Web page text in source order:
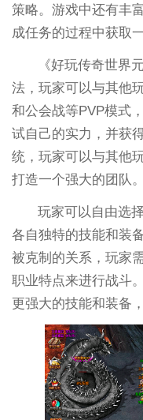
策略。游戏中还有丰
成任务的过程中获取
《好玩传奇世界
法，玩家可以与其他
和公会战等PVP模式
试自己的实力，并获
统，玩家可以与其他
打造一个强大的团队。
玩家可以自由选
各自独特的技能和装
被克制的关系，玩家
职业特点来进行战斗
更强大的技能和装备